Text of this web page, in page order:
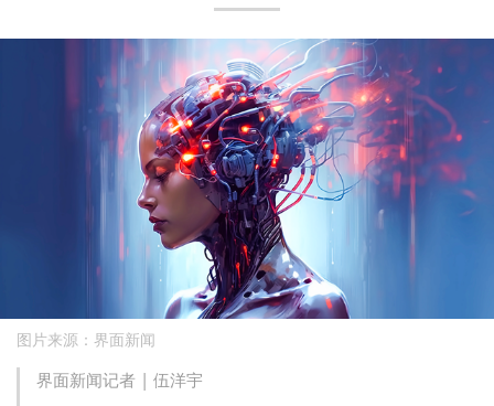
图片来源：界面新闻
界面新闻记者 | 伍洋宇